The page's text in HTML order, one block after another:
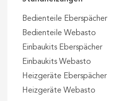
Bedienteile Eberspächer
Bedienteile Webasto
Einbaukits Eberspächer
Einbaukits Webasto
Heizgeräte Eberspächer
Heizgeräte Webasto